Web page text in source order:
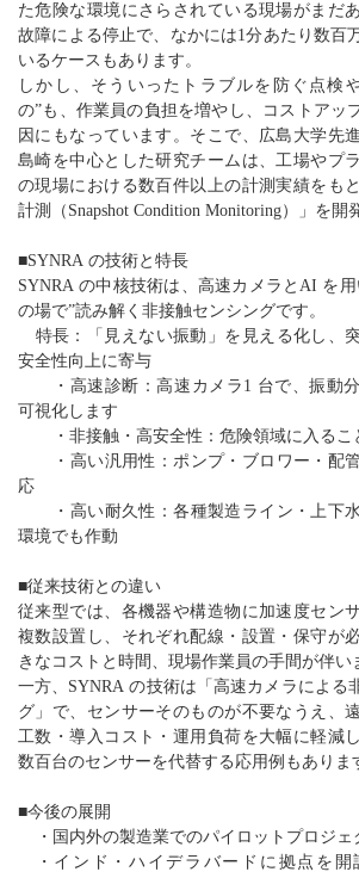
た危険な環境にさらされている現場がまだ
故障による停止で、なかには1分あたり数百
いるケースもあります。
しかし、そういったトラブルを防ぐ点検
の”も、作業員の負担を増やし、コストアッ
因にもなっています。そこで、広島大学先
島崎を中心とした研究チームは、工場やプ
の現場における数百件以上の計測実績をも
計測（ Snapshot Condition Monitoring）」を開
■SYNRA の技術と特長
SYNRAの中核技術は、高速カメラとAI を
の場で”読み解く非接触センシングです。
特長：「見えない振動」を見える化し、
安全性向上に寄与
・高速診断：高速カメラ 1 台で、振動
可視化します
・非接触・高安全性：危険領域に入る
・高い汎用性：ポンプ・ブロワー・配
応
・高い耐久性：各種製造ライン・上下
環境でも作動
■従来技術との違い
従来型では、各機器や構造物に加速度セン
複数設置し、それぞれ配線・設置・保守が
きなコストと時間、現場作業員の手間が伴い
一方、 SYNRAの技術は「高速カメラによる
グ」で、センサーそのものが不要なうえ、
工数・導入コスト・運用負荷を大幅に軽減
数百台のセンサーを代替する応用例もありま
■今後の展開
・国内外の製造業でのパイロットプロジェ
・インド・ハイデラバードに拠点を開